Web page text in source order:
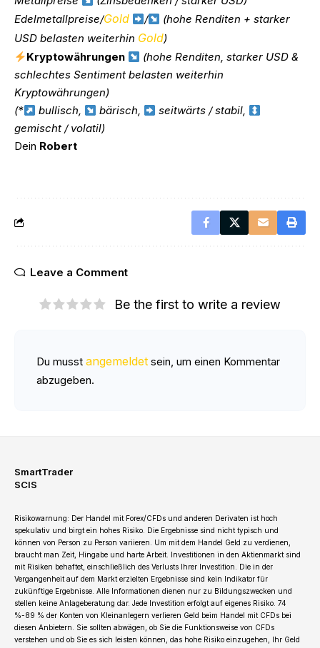
Edelmetallpreise/Gold /
(hohe Renditen + starker
USD belasten weiterhin Gold)
Kryptowährungen
(hohe Renditen, starker USD &
schlechtes Sentiment belasten weiterhin
Kryptowährungen)
(*
bullisch, bärisch,
seitwärts / stabil,
gemischt / volatil)
Dein Robert
Leave a Comment
Be the first to write a review
Du musst angemeldet sein, um einen Kommentar
abzugeben.
SmartTrader
SCIS
Risikowarnung: Der Handel mit Forex/CFDs und anderen Derivaten ist hoch
spekulativ und birgt ein hohes Risiko. Die Ergebnisse sind nicht typisch und
können von Person zu Person variieren. Um mit dem Handel Geld zu verdienen,
braucht man Zeit, Hingabe und harte Arbeit. Investitionen in den Aktienmarkt sind
mit Risiken behaftet, einschließlich des Verlusts Ihrer Investition. Die in der
Vergangenheit auf dem Markt erzielten Ergebnisse sind kein Indikator für
zukünftige Ergebnisse. Alle Informationen dienen nur zu Bildungszwecken und
stellen keine Anlageberatung dar. Jede Investition erfolgt auf eigenes Risiko. 74
%-89 % der Konten von Kleinanlegern verlieren Geld beim Handel mit CFDs bei
diesen Anbietern. Sie sollten abwägen, ob Sie die Funktionsweise von CFDs
verstehen und ob Sie es sich leisten können, das hohe Risiko einzugehen, Ihr Geld